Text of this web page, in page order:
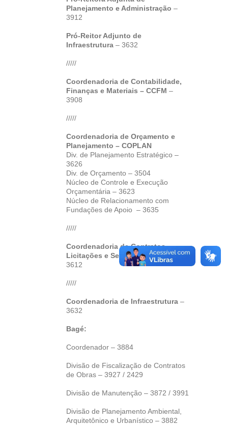
Planejamento e Administração –
3912
Pró-Reitor Adjunto de
Infraestrutura– 3632
/////
Coordenadoria de Contabilidade,
Finanças e Materiais – CCFM –
3908
/////
Coordenadoria de Orçamento e
Planejamento – COPLAN
Div. de Planejamento Estratégico –
3626
Div. de Orçamento – 3504
Núcleo de Controle e Execução
Orçamentária – 3623
Núcleo de Relacionamento com
Fundações de Apoio – 3635
/////
Coordenadoria de Contratos,
Licitações e Serviços – CCLS–
3612
/////
Coordenadoria de Infraestrutura–
3632
Bagé:
Coordenador – 3884
Divisão de Fiscalização de Contratos
de Obras – 3927 / 2429
Divisão de Manutenção – 3872 / 3991
Divisão de Planejamento Ambiental,
Arquitetônico e Urbanístico – 3882